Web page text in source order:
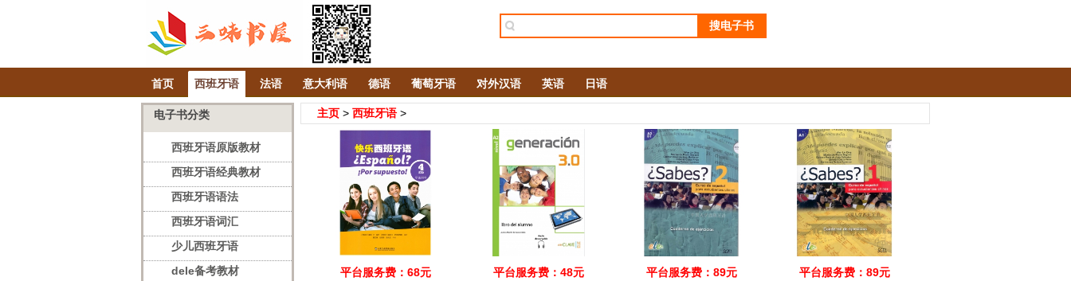
首页 西班牙语 法语 意大利语 德语 葡萄牙语 对外汉语 英语 日语
电子书分类
西班牙语原版教材
西班牙语经典教材
西班牙语语法
西班牙语词汇
少儿西班牙语
dele备考教材
主页 > 西班牙语>
平台服务费：68元
平台服务费：48元
平台服务费：89元
平台服务费：89元